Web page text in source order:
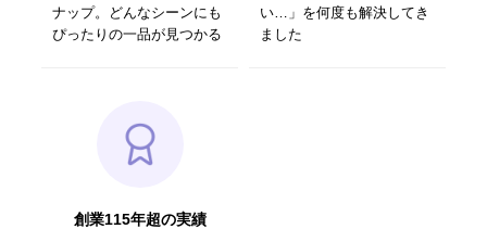
ナップ。どんなシーンにも
ぴったりの一品が見つかる
い…」を何度も解決してき
ました
創業115年超の実績